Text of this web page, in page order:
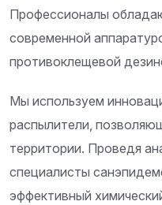
Профессионалы
современной
противоклещевой
Мы используем
распылители,
территории. Проведя
специалисты
эффективный